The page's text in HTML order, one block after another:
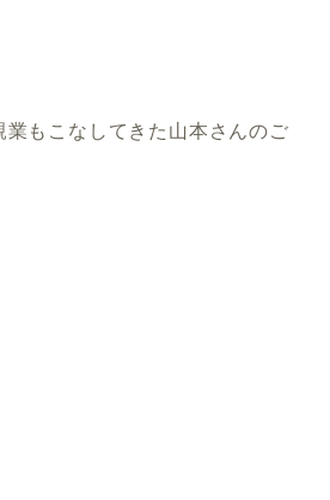
もこなしてきた山本さんのご